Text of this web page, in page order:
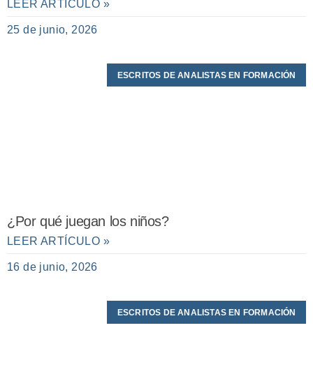
LEER ARTÍCULO »
25 de junio, 2026
ESCRITOS DE ANALISTAS EN FORMACIÓN
¿Por qué juegan los niños?
LEER ARTÍCULO »
16 de junio, 2026
ESCRITOS DE ANALISTAS EN FORMACIÓN